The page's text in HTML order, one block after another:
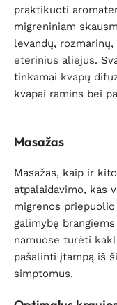
praktikuoti
migreniniam
levandų,
eterinius aliejus.
tinkamai kvapų
kvapai ramins bei
Masažas
Masažas, kaip ir
atpalaidavimo, kas
migrenos
galimybę
namuose turėti
pašalinti įtampą iš
simptomus.